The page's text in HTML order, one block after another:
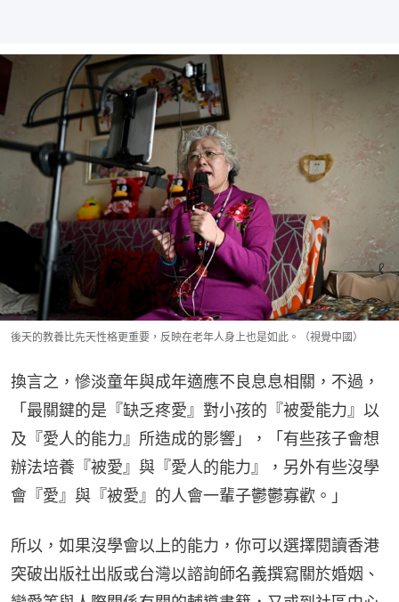
後天的教養比先天性格更重要，反映在老年人身上也是如此。（視覺中國）
換言之，慘淡童年與成年適應不良息息相關，不過，
「最關鍵的是『缺乏疼愛』對小孩的『被愛能力』以
及『愛人的能力』所造成的影響」，「有些孩子會想
辦法培養『被愛』與『愛人的能力』，另外有些沒學
會『愛』與『被愛』的人會一輩子鬱鬱寡歡。」
所以，如果沒學會以上的能力，你可以選擇閱讀香港
突破出版社出版或台灣以諮詢師名義撰寫關於婚姻、